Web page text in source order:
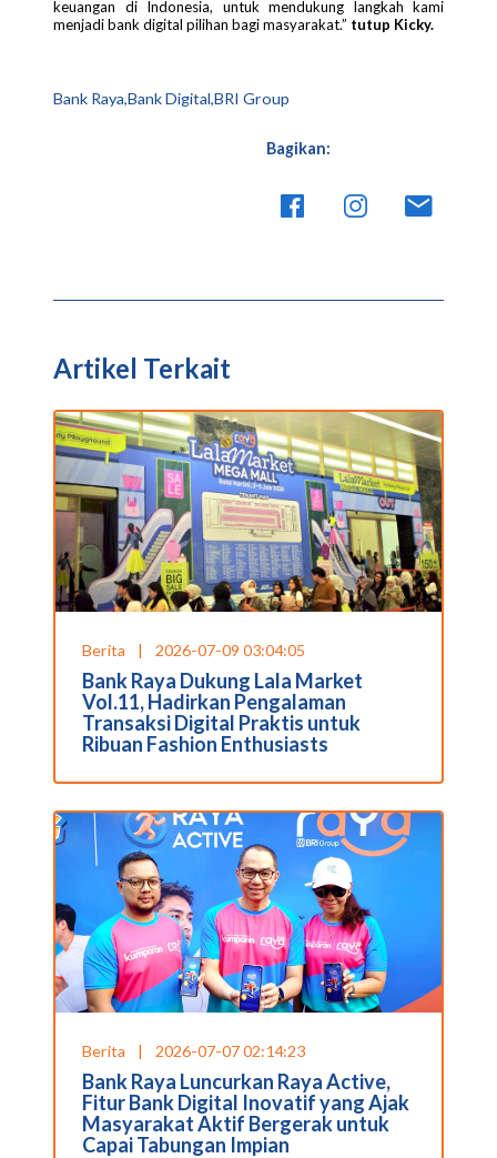
keuangan di Indonesia, untuk mendukung langkah kami
menjadi bank digital pilihan bagi masyarakat.” tutup Kicky.
Bank Raya,Bank Digital,BRI Group
Bagikan:
Artikel Terkait
Berita | 2026-07-09 03:04:05
Bank Raya Dukung Lala Market
Vol.11, Hadirkan Pengalaman
Transaksi Digital Praktis untuk
Ribuan Fashion Enthusiasts
Berita | 2026-07-07 02:14:23
Bank Raya Luncurkan Raya Active,
Fitur Bank Digital Inovatif yang Ajak
Masyarakat Aktif Bergerak untuk
Capai Tabungan Impian